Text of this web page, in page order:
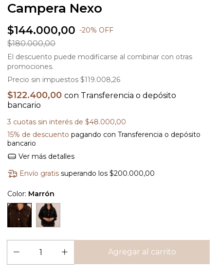
Campera Nexo
$144.000,00 -20% OFF
$180.000,00
El descuento puede modificarse al combinar con otras
promociones.
Precio sin impuestos $119.008,26
$122.400,00 con Transferencia o depósito
bancario
3 cuotas sin interés de $48.000,00
15% de descuento pagando con Transferencia o depósito
bancario
Ver más detalles
Envío gratis superando los$200.000,00
Color: Marrón